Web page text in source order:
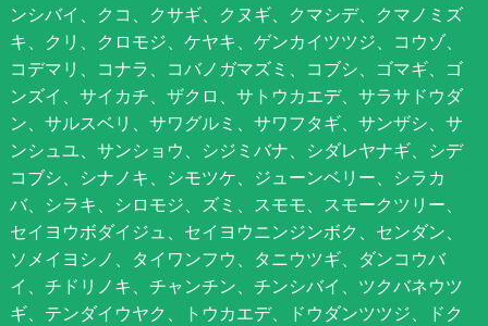
ンシバイ、クコ、クサギ、クヌギ、クマシデ、クマノミズ
キ、クリ、クロモジ、ケヤキ、ゲンカイツツジ、コウゾ、
コデマリ、コナラ、コバノガマズミ、コブシ、ゴマギ、ゴ
ンズイ、サイカチ、ザクロ、サトウカエデ、サラサドウダ
ン、サルスベリ、サワグルミ、サワフタギ、サンザシ、サ
ンシュユ、サンショウ、シジミバナ、シダレヤナギ、シデ
コブシ、シナノキ、シモツケ、ジューンベリー、シラカ
バ、シラキ、シロモジ、ズミ、スモモ、スモークツリー、
セイヨウボダイジュ、セイヨウニンジンボク、センダン、
ソメイヨシノ、タイワンフウ、タニウツギ、ダンコウバ
イ、チドリノキ、チャンチン、チンシバイ、ツクバネウツ
ギ、テンダイウヤク、トウカエデ、ドウダンツツジ、ドク